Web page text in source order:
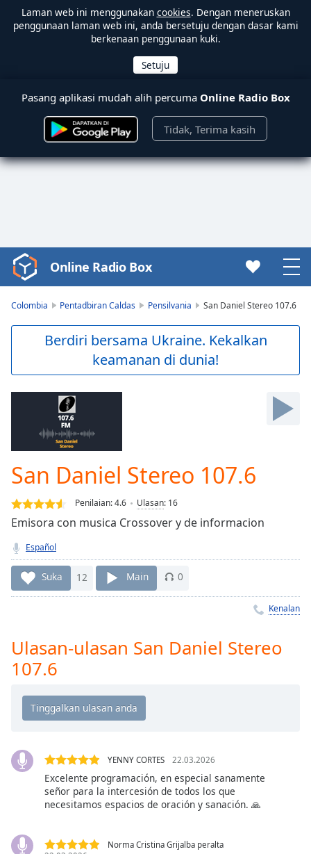
Laman web ini menggunakan cookies. Dengan meneruskan
penggunaan laman web ini, anda bersetuju dengan dasar kami
berkenaan penggunaan kuki.
Pasang aplikasi mudah alih percuma Online Radio Box
Tidak, Terima kasih
Video
Player
Skip
Loaded:
0.00%
TypeLIVE
Seek to
live,
currently
behind
Time
Playback
Rate
Chapters
Descriptions
off
selected
Online Radio Box
Colombia Pentadbiran Caldas Pensilvania San Daniel Stereo 107.6
Berdiri bersama Ukraine. Kekalkan
keamanan di dunia!
San Daniel Stereo 107.6
Penilaian:4.6 Ulasan: 16
Emisora con musica Crossover y de informacion
Español
Suka 12 Main 0
Kenalan
Ulasan-ulasan San Daniel Stereo
107.6
YENNY CORTES 22.03.2026
Excelente programación, en especial sanamente
señor para la intercesión de todos los que
necesitamos espacios de oración y sanación. 🙏
Norma Cristina Grijalba peralta